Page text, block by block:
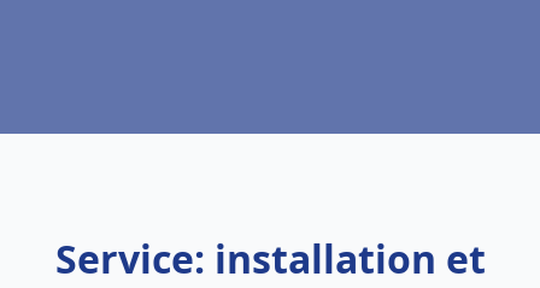
Service: installation et